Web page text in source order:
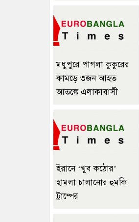
মধুপুরে পাগলা কুকুরের
কামড়ে ৩জন আহত
আতঙ্কে এলাকাবাসী
ইরানে ‘খুব কঠোর’
হামলা চালানোর হুমকি
ট্রাম্পের